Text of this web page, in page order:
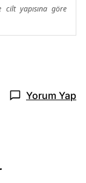
yapısına göre
Yorum Yap